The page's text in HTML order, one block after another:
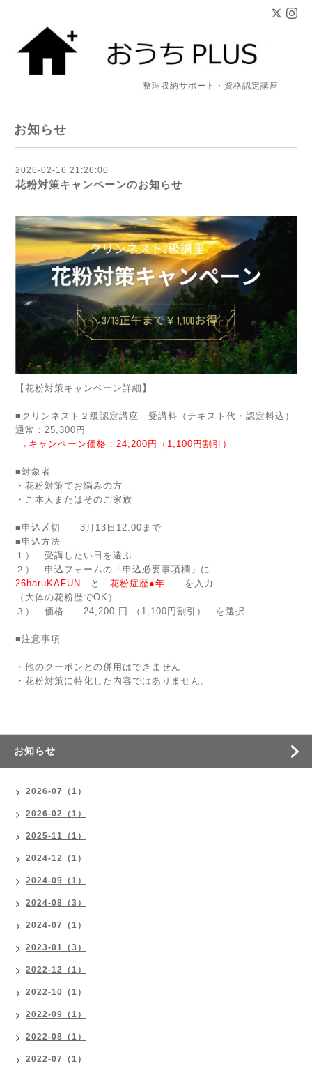
整理収納サポート・資格認定講座
お知らせ
2026-02-16 21:26:00
花粉対策キャンペーンのお知らせ
【花粉対策キャンペーン詳細】
■クリンネスト２級認定講座 受講料（テキスト代・認定料込）
通常：25,300円
→キャンペーン価格：24,200円（1,100円割引）
■対象者
・花粉対策でお悩みの方
・ご本人またはそのご家族
■申込〆切 3月13日12:00まで
■申込方法
１） 受講したい日を選ぶ
２） 申込フォームの「申込必要事項欄」に
26haruKAFUN
と 花粉症歴●年 を入力
（大体の花粉歴でOK）
３） 価格 24,200 円 （1,100円割引） を選択
■注意事項
・他のクーポンとの併用はできません
・花粉対策に特化した内容ではありません。
お知らせ
2026-07（1）
2026-02（1）
2025-11（1）
2024-12（1）
2024-09（1）
2024-08（3）
2024-07（1）
2023-01（3）
2022-12（1）
2022-10（1）
2022-09（1）
2022-08（1）
2022-07（1）